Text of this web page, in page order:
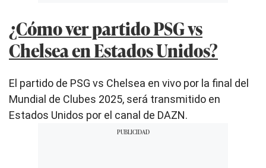
¿Cómo ver partido PSG vs
Chelsea en Estados Unidos?
El partido de PSG vs Chelsea en vivo por la final del
Mundial de Clubes 2025, será transmitido en
Estados Unidos por el canal de DAZN.